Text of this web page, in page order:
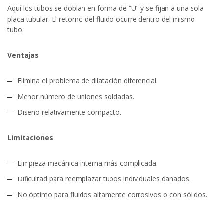
Aquí los tubos se doblan en forma de “U” y se fijan a una sola
placa tubular. El retorno del fluido ocurre dentro del mismo
tubo.
Ventajas
Elimina el problema de dilatación diferencial.
Menor número de uniones soldadas.
Diseño relativamente compacto.
Limitaciones
Limpieza mecánica interna más complicada.
Dificultad para reemplazar tubos individuales dañados.
No óptimo para fluidos altamente corrosivos o con sólidos.